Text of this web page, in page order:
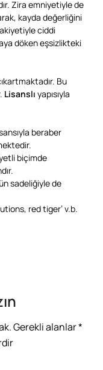
Zira emniyetiyle de
kayda değerliğini
ciddi
döken eşsizlikteki
Bu
Lisanslı yapısıyla
beraber
biçimde
sadeliğiyle de
red tiger’ v.b.
Gerekli alanlar*